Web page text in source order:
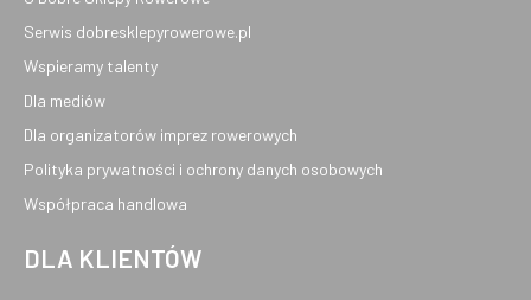
Serwis dobresklepyrowerowe.pl
Wspieramy talenty
Dla mediów
Dla organizatorów imprez rowerowych
Polityka prywatności i ochrony danych osobowych
Współpraca handlowa
DLA KLIENTÓW